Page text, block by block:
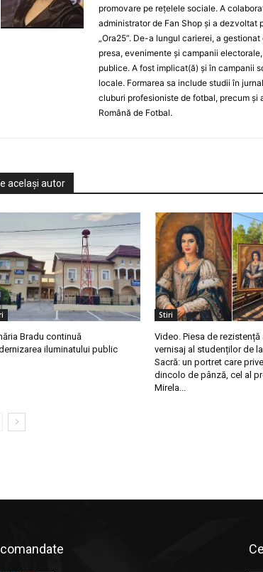
promovare pe rețelele sociale. A
administrator de Fan Shop și a dezvoltat
„Ora25”. De-a lungul carierei, a
presa, evenimente și campanii
publice. A fost implicat(ă) și în campanii
locale. Formarea sa include studii în
cluburi profesioniste de fotbal, precum și
Română de Fotbal.
același autor
Bradu continuă
iluminatului public
Stiri
Video. Piesa de rezistență
vernisaj al studenților de
Sacră: un portret care
dincolo de pânză, cel al
Mirela...